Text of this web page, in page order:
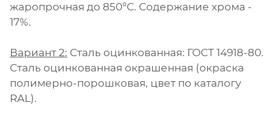
жаропрочная до 850°С. Содержание хрома -
17%.
Вариант 2: Сталь оцинкованная: ГОСТ 14918-80.
Сталь оцинкованная окрашенная (окраска
полимерно-порошковая, цвет по каталогу
RAL).